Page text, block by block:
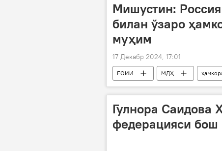
Мишустин:
билан ўзаро
муҳим
17 Декабр 2024, 17:01
ЕОИИ МДҲ
Улуғ Ватан уруши
Гулнора Саидова
федерацияси бош